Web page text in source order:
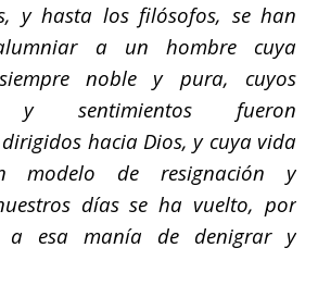
y hasta los filósofos, se han
a un hombre cuya
noble y pura, cuyos
y sentimientos fueron
hacia Dios, y cuya vida
modelo de resignación y
días se ha vuelto, por
a esa manía de denigrar y